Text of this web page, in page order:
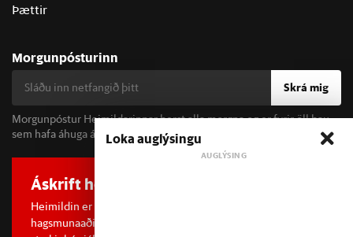
Þættir
Morgunpósturinn
Skrá mig
Morgunpóstur Heimildarinnar berst alla morgna og er fyrir öll þau
sem hafa áhuga á fréttum og þjóðfélagsumræðu.
Áskrift hefur áhrif
Heimildin er í dreifðu eignarhaldi og óháð
hagsmunaaðilum. Með því að kaupa áskrift að Heimildinni
Loka auglýsingu